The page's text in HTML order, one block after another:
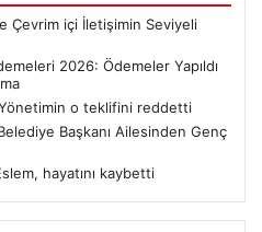
Çevrim içi İletişimin Seviyeli
2026: Ödemeler Yapıldı
o teklifini reddetti
Başkanı Ailesinden Genç
hayatını kaybetti